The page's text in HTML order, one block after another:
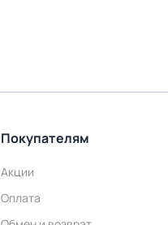
Покупателям
Акции
Оплата